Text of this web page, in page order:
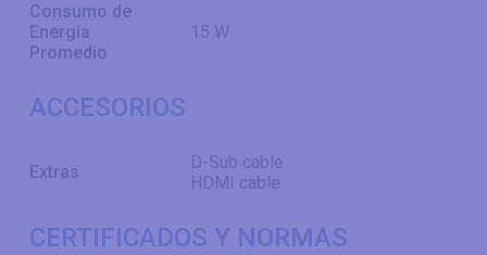
Consumo de
Energía
Promedio
15 W
ACCESORIOS
Extras
D-Sub cable
HDMI cable
CERTIFICADOS Y NORMAS